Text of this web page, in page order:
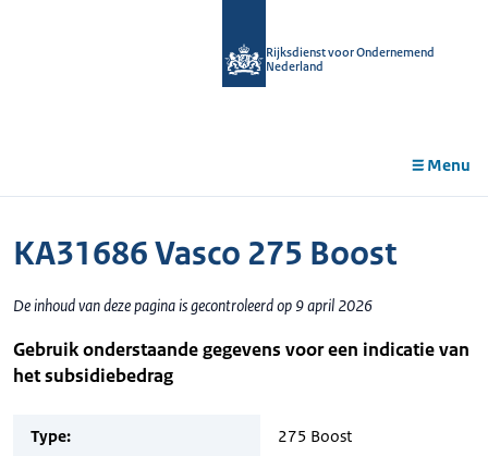
Rijksdienst voor Ondernemend
Nederland
Menu
KA31686 Vasco 275 Boost
De inhoud van deze pagina is gecontroleerd op 9 april 2026
Gebruik onderstaande gegevens voor een indicatie van
het subsidiebedrag
Type: 275 Boost